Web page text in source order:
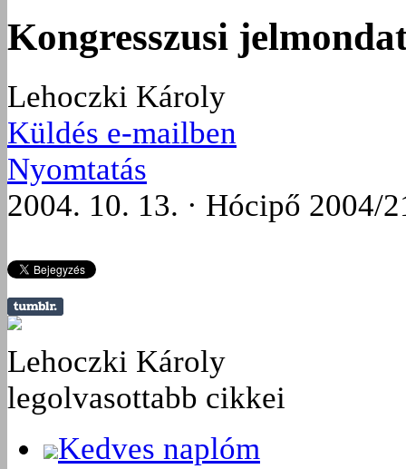
Kongresszusi
Lehoczki Károly
Küldés e-mailben
Nyomtatás
2004. 10. 13. · Hócipő 2004/
Lehoczki Károly
legolvasottabb cikkei
Kedves naplóm